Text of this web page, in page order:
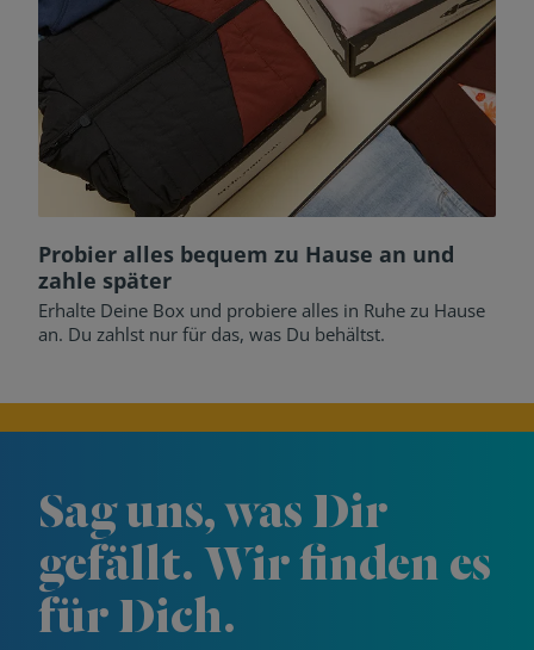
Probier alles bequem zu Hause an und
zahle später
Erhalte Deine Box und probiere alles in Ruhe zu Hause
an. Du zahlst nur für das, was Du behältst.
Sag uns, was Dir
gefällt. Wir finden es
für Dich.